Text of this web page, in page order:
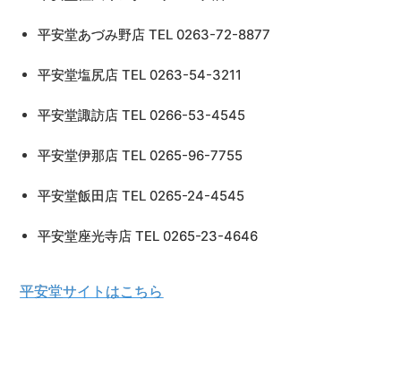
平安堂あづみ野店 TEL 0263-72-8877
平安堂塩尻店 TEL 0263-54-3211
平安堂諏訪店 TEL 0266-53-4545
平安堂伊那店 TEL 0265-96-7755
平安堂飯田店 TEL 0265-24-4545
平安堂座光寺店 TEL 0265-23-4646
平安堂サイトはこちら